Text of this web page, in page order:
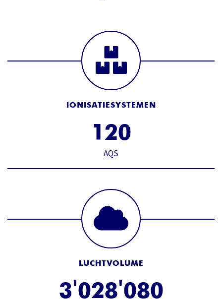
IONISATIESYSTEMEN
120
AQS
LUCHTVOLUME
3'028'080